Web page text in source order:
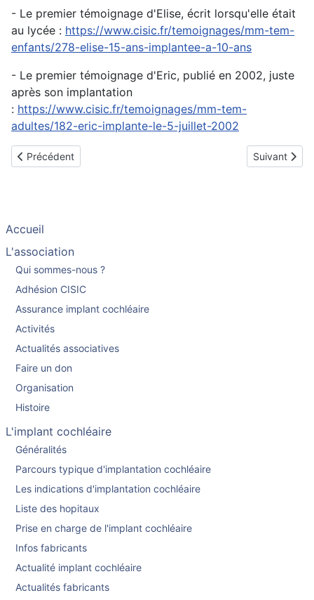
- Le premier témoignage d'Elise, écrit lorsqu'elle était
au lycée : https://www.cisic.fr/temoignages/mm-tem-
enfants/278-elise-15-ans-implantee-a-10-ans
- Le premier témoignage d'Eric, publié en 2002, juste
après son implantation
: https://www.cisic.fr/temoignages/mm-tem-
adultes/182-eric-implante-le-5-juillet-2002
Article précédent : Vidéo du témoignage d'Olivier, sourd de
Précédent Article
Suivant
Accueil
L'association
Qui sommes-nous ?
Adhésion CISIC
Assurance implant cochléaire
Activités
Actualités associatives
Faire un don
Organisation
Histoire
L'implant cochléaire
Généralités
Parcours typique d'implantation cochléaire
Les indications d'implantation cochléaire
Liste des hopitaux
Prise en charge de l'implant cochléaire
Infos fabricants
Actualité implant cochléaire
Actualités fabricants